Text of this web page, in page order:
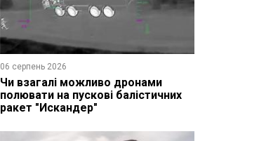
06 серпень 2026
Чи взагалі можливо дронами
полювати на пускові балістичних
ракет "Искандер"